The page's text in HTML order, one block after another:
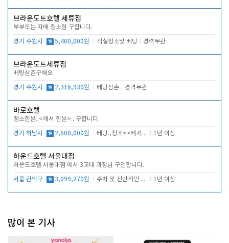
브라운도트호텔 세류점
부부또는 자매 청소팀 구합니다.
경기 수원시 월 5,400,000원 객실청소및 베팅 경력무관
브라운도트세류점
베팅삼촌구해요
경기 수원시 월 2,316,930원 베팅삼촌 경력무관
바로호텔
청소한분..<캐셔 한분>.. 구합니다.
경기 하남시 월 2,600,000원 베팅.,청소<<캐셔 모셔봅니다. 1년 이상
하운드호텔 서울대점
하운드호텔 서울대점 에서 3교대 과장님 구인합니다.
서울 관악구 월 3,099,270원 주차 및 전반적인 당번업무 1년 이상
많이 본 기사